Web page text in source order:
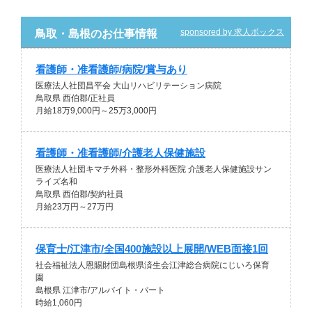
鳥取・島根のお仕事情報 sponsored by 求人ボックス
看護師・准看護師/病院/賞与あり
医療法人社団昌平会 大山リハビリテーション病院
鳥取県 西伯郡/正社員
月給18万9,000円～25万3,000円
看護師・准看護師/介護老人保健施設
医療法人社団キマチ外科・整形外科医院 介護老人保健施設サン
ライズ名和
鳥取県 西伯郡/契約社員
月給23万円～27万円
保育士/江津市/全国400施設以上展開/WEB面接1回
社会福祉法人恩賜財団島根県済生会江津総合病院にじいろ保育
園
島根県 江津市/アルバイト・パート
時給1,060円